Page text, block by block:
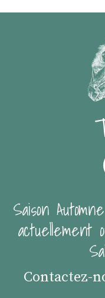
Saison
actuellement
Contactez-